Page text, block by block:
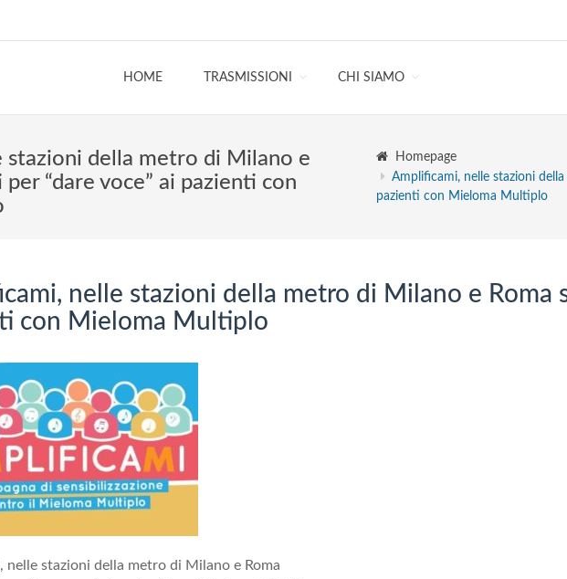
HOME TRASMISSIONI CHI SIAMO
stazioni della metro di Milano e
per “dare voce” ai pazienti con
Homepage
Amplificami, nelle stazioni
pazienti con Mieloma Multiplo
nelle stazioni della metro di Milano e Roma
con Mieloma Multiplo
nelle stazioni della metro di Milano e Roma